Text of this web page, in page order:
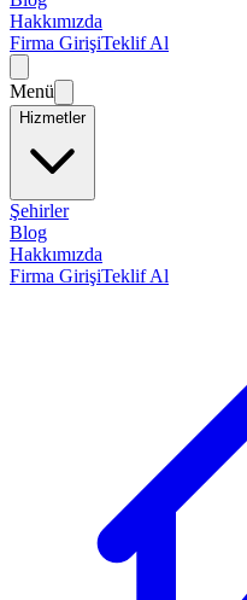
Hakkımızda
Firma GirişiTeklif Al
Menü
Hizmetler
Şehirler
Blog
Hakkımızda
Firma GirişiTeklif Al